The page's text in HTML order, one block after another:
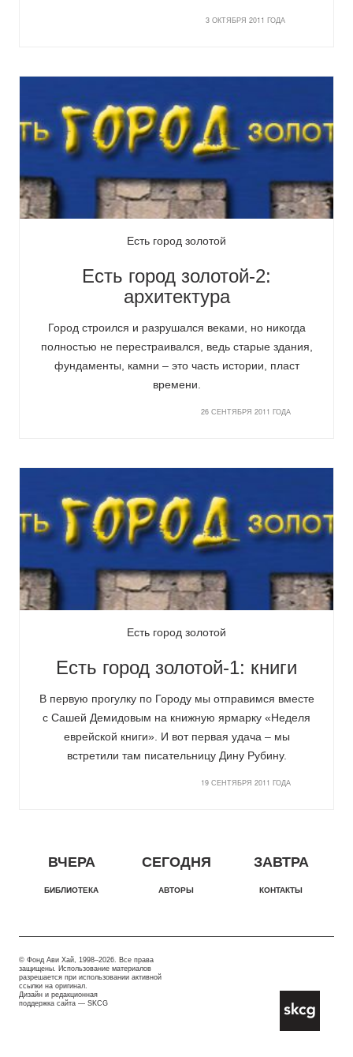
3 ОКТЯБРЯ 2011 ГОДА
Есть город золотой
Есть город золотой-2:
архитектура
Город строился и разрушался веками, но никогда
полностью не перестраивался, ведь старые здания,
фундаменты, камни – это часть истории, пласт
времени.
26 СЕНТЯБРЯ 2011 ГОДА
Есть город золотой
Есть город золотой-1: книги
В первую прогулку по Городу мы отправимся вместе
с Сашей Демидовым на книжную ярмарку «Неделя
еврейской книги». И вот первая удача – мы
встретили там писательницу Дину Рубину.
19 СЕНТЯБРЯ 2011 ГОДА
ВЧЕРА СЕГОДНЯ ЗАВТРА
БИБЛИОТЕКА АВТОРЫ КОНТАКТЫ
© Фонд Ави Хай, 1998–2026. Все права
защищены. Использование материалов
разрешается при использовании активной
ссылки на оригинал.
Дизайн и редакционная
поддержка сайта — SKCG